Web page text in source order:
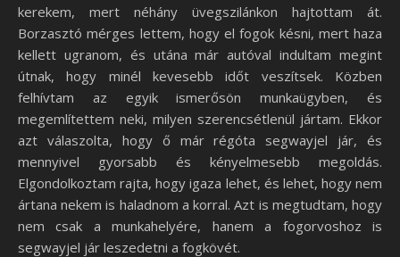
kerekem, mert néhány üvegszilánkon hajtottam át.
Borzasztó mérges lettem, hogy el fogok késni, mert haza
kellett ugranom, és utána már autóval indultam megint
útnak, hogy minél kevesebb időt veszítsek. Közben
felhívtam az egyik ismerősön munkaügyben, és
megemlítettem neki, milyen szerencsétlenül jártam. Ekkor
azt válaszolta, hogy ő már régóta segwayjel jár, és
mennyivel gyorsabb és kényelmesebb megoldás.
Elgondolkoztam rajta, hogy igaza lehet, és lehet, hogy nem
ártana nekem is haladnom a korral. Azt is megtudtam, hogy
nem csak a munkahelyére, hanem a fogorvoshoz is
segwayjel jár leszedetni a fogkövét.